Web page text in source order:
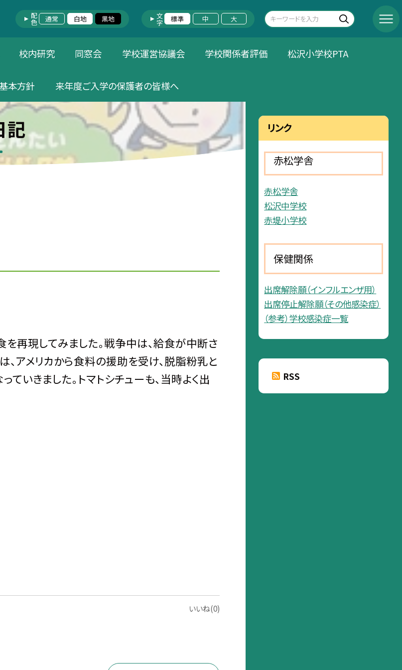
配色 通常 白地 黒地 文字 標準 中 大
校内研究 同窓会 学校運営協議会 学校関係者評価 松沢小学校PTA
本方針 来年度ご入学の保護者の皆様へ
記
再現してみました。戦争中は、給食が中断さ
アメリカから食料の援助を受け、脱脂粉乳と
ていきました。トマトシチューも、当時よく出
いいね(0)
リンク
赤松学舎
赤松学舎
松沢中学校
赤堤小学校
保健関係
出席解除願（インフルエンザ用）
出席停止解除願（その他感染症）
（参考）学校感染症一覧
RSS